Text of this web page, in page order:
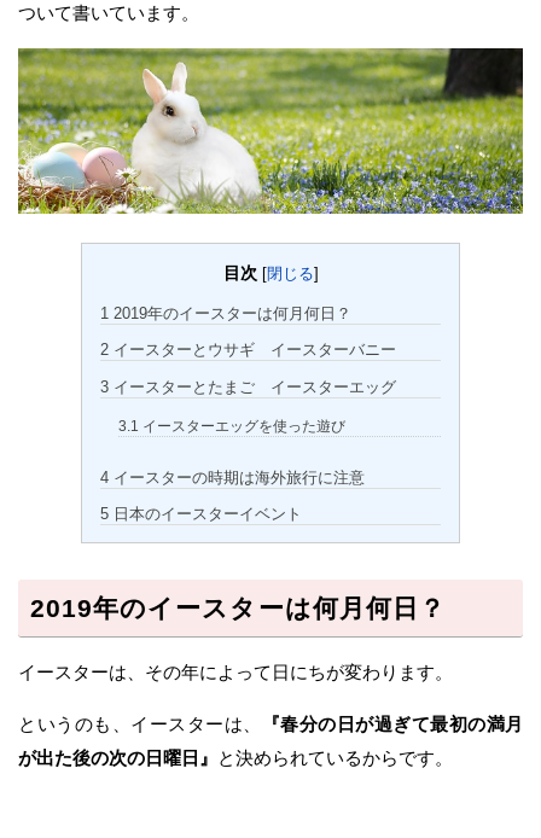
ついて書いています。
目次 [閉じる]
1 2019年のイースターは何月何日？
2 イースターとウサギ イースターバニー
3 イースターとたまご イースターエッグ
3.1 イースターエッグを使った遊び
4 イースターの時期は海外旅行に注意
5 日本のイースターイベント
2019年のイースターは何月何日？
イースターは、その年によって日にちが変わります。
というのも、イースターは、
『春分の日が過ぎて最初の満月
が出た後の次の日曜日』 と決められているからです。